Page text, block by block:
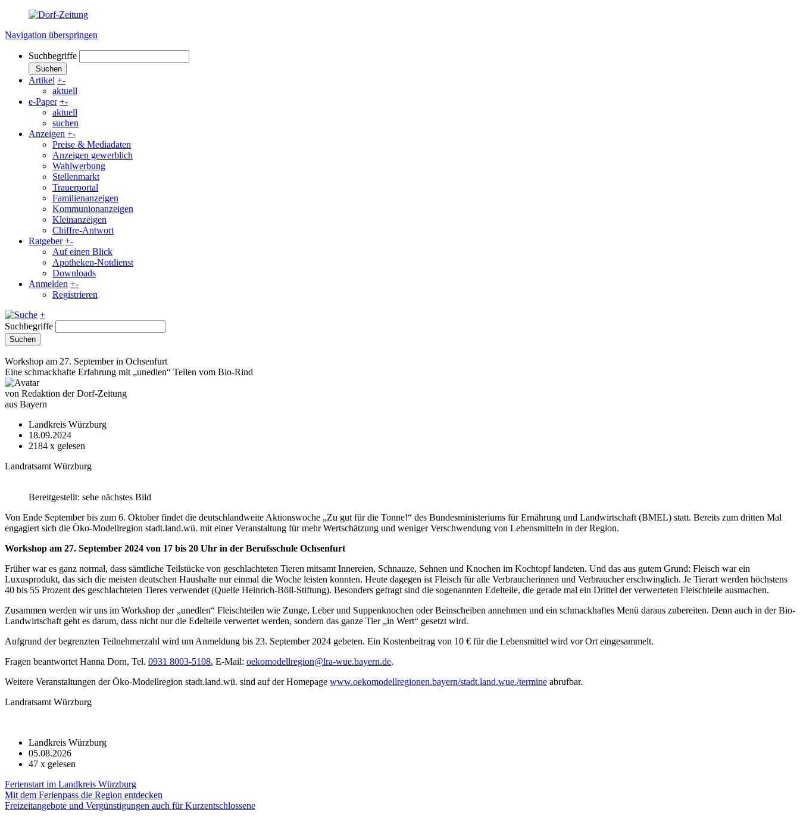
Navigation überspringen
Suchbegriffe
Suchen
Artikel +-
aktuell
e-Paper +-
aktuell
suchen
Anzeigen +-
Preise & Mediadaten
Anzeigen gewerblich
Wahlwerbung
Stellenmarkt
Trauerportal
Familienanzeigen
Kommunionanzeigen
Kleinanzeigen
Chiffre-Antwort
Ratgeber +-
Auf einen Blick
Apotheken-Notdienst
Downloads
Anmelden +-
Registrieren
+
Suchbegriffe
Suchen
Workshop am 27. September in Ochsenfurt
Eine schmackhafte Erfahrung mit „unedlen“ Teilen vom Bio-Rind
von Redaktion der Dorf-Zeitung
aus Bayern
Landkreis Würzburg
18.09.2024
2184 x gelesen
Landratsamt Würzburg
Bereitgestellt: sehe nächstes Bild
Von Ende September bis zum 6. Oktober findet die deutschlandweite Aktionswoche „Zu gut für die Tonne!“ des Bundesministeriums für Ernährung und Landwirtschaft (BMEL) statt. Bereits zum dritten Mal
engagiert sich die Öko-Modellregion stadt.land.wü. mit einer Veranstaltung für mehr Wertschätzung und weniger Verschwendung von Lebensmitteln in der Region.
Workshop am 27. September 2024 von 17 bis 20 Uhr in der Berufsschule Ochsenfurt
Früher war es ganz normal, dass sämtliche Teilstücke von geschlachteten Tieren mitsamt Innereien, Schnauze, Sehnen und Knochen im Kochtopf landeten. Und das aus gutem Grund: Fleisch war ein
Luxusprodukt, das sich die meisten deutschen Haushalte nur einmal die Woche leisten konnten. Heute dagegen ist Fleisch für alle Verbraucherinnen und Verbraucher erschwinglich. Je Tierart werden höchstens
40 bis 55 Prozent des geschlachteten Tieres verwendet (Quelle Heinrich-Böll-Stiftung). Besonders gefragt sind die sogenannten Edelteile, die gerade mal ein Drittel der verwerteten Fleischteile ausmachen.
Zusammen werden wir uns im Workshop der „unedlen“ Fleischteilen wie Zunge, Leber und Suppenknochen oder Beinscheiben annehmen und ein schmackhaftes Menü daraus zubereiten. Denn auch in der Bio-
Landwirtschaft geht es darum, dass nicht nur die Edelteile verwertet werden, sondern das ganze Tier „in Wert“ gesetzt wird.
Aufgrund der begrenzten Teilnehmerzahl wird um Anmeldung bis 23. September 2024 gebeten. Ein Kostenbeitrag von 10 € für die Lebensmittel wird vor Ort eingesammelt.
Fragen beantwortet Hanna Dorn, Tel. 0931 8003-5108, E-Mail: oekomodellregion@lra-wue.bayern.de.
Weitere Veranstaltungen der Öko-Modellregion stadt.land.wü. sind auf der Homepage www.oekomodellregionen.bayern/stadt.land.wue./termine abrufbar.
Landratsamt Würzburg
Landkreis Würzburg
05.08.2026
47 x gelesen
Ferienstart im Landkreis Würzburg
Mit dem Ferienpass die Region entdecken
Freizeitangebote und Vergünstigungen auch für Kurzentschlossene